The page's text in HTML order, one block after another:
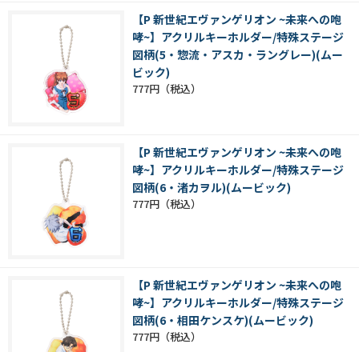
【P 新世紀エヴァンゲリオン ~未来への咆
哮~】アクリルキーホルダー/特殊ステージ
図柄(5・惣流・アスカ・ラングレー)(ムー
ビック)
777円
【P 新世紀エヴァンゲリオン ~未来への咆
哮~】アクリルキーホルダー/特殊ステージ
図柄(6・渚カヲル)(ムービック)
777円
【P 新世紀エヴァンゲリオン ~未来への咆
哮~】アクリルキーホルダー/特殊ステージ
図柄(6・相田ケンスケ)(ムービック)
777円